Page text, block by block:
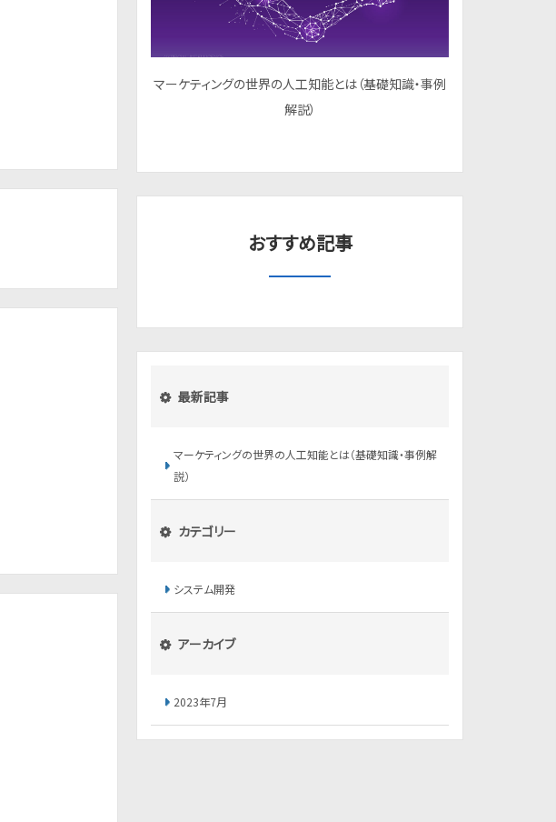
マーケティングの世界の人工知能とは（基礎知識・事例
解説）
おすすめ記事
最新記事
マーケティングの世界の人工知能とは（基礎知識・事例解
説）
カテゴリー
システム開発
アーカイブ
2023年7月